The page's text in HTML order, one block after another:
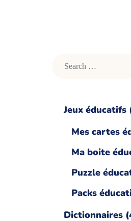
Jeux éducatifs
Mes cartes
Ma boite
Puzzle
Packs
Dictionnaires